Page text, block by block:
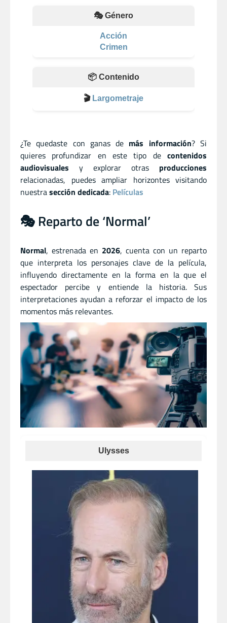
🎭 Género
Acción
Crimen
📦 Contenido
🎬 Largometraje
¿Te quedaste con ganas de más información? Si
quieres profundizar en este tipo de contenidos
audiovisuales y explorar otras producciones
relacionadas, puedes ampliar horizontes visitando
nuestrasección dedicada: Películas
🎭 Reparto de ‘Normal’
Normal, estrenada en 2026, cuenta con un reparto
que interpreta los personajes clave de la película,
influyendo directamente en la forma en la que el
espectador percibe y entiende la historia. Sus
interpretaciones ayudan a reforzar el impacto de los
momentos más relevantes.
Ulysses